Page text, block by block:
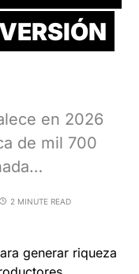
en 2026
de mil 700
2 MINUTE READ
generar riqueza